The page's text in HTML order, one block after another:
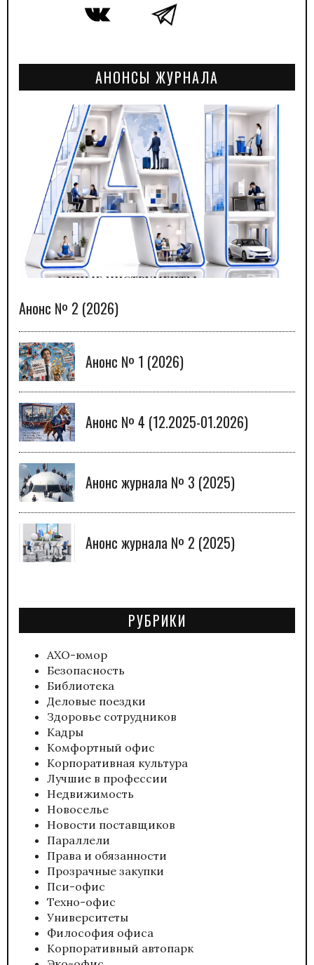
АНОНСЫ ЖУРНАЛА
Анонс № 2 (2026)
Анонс № 1 (2026)
Анонс № 4 (12.2025-01.2026)
Анонс журнала № 3 (2025)
Анонс журнала № 2 (2025)
РУБРИКИ
АХО-юмор
Безопасность
Библиотека
Деловые поездки
Здоровье сотрудников
Кадры
Комфортный офис
Корпоративная культура
Лучшие в профессии
Недвижимость
Новоселье
Новости поставщиков
Параллели
Права и обязанности
Прозрачные закупки
Пси-офис
Техно-офис
Университеты
Философия офиса
Корпоративный автопарк